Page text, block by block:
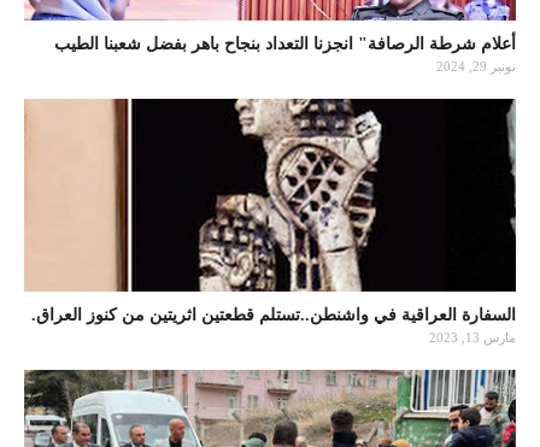
أعلام شرطة الرصافة" انجزنا التعداد بنجاح باهر بفضل شعبنا الطيب
نونبر 29, 2024
السفارة العراقية في واشنطن..تستلم قطعتين اثريتين من كنوز العراق.
مارس 13, 2023